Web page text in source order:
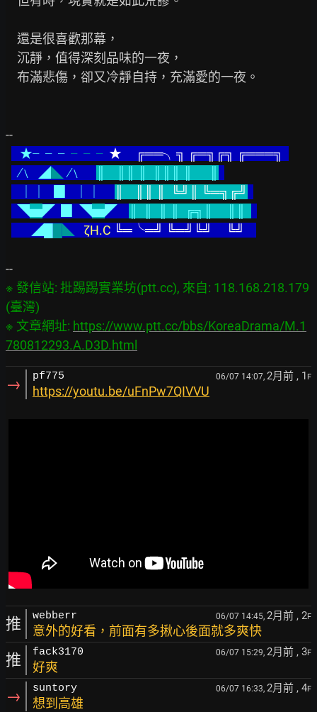
--
   ★╴╴╴
╴╴╴ ★
╔══╮╗ ╔═╗╔╗ ╔═══╗
   ∕﹨  ◢
◣ ∕﹨
║    ║║ ║  ╚╝║ ╚═╗╔╝
  ◥
▅◤  ▉ ◥▅◤
║  ║  ║ ║  ╔╗║     ║║
       ◢█
█◣ ζH.C ╚═╰═╝ ╚═╝╚╝     ╚╝
※ 發信站: 批踢踢實業坊(ptt.cc), 來自: 118.168.218.179
(臺灣)
※ 文章網址: https://www.ptt.cc/bbs/KoreaDrama/M.1
780812293.A.D3D.html
→ pf775 06/07 14:07, 2月前 , 1 F
https://youtu.be/uFnPw7QIVVU
推 webberr 06/07 14:45, 2月前 , 2F
意外的好看，前面有多揪心後面就多爽快
推 fack3170 06/07 15:29, 2月前 , 3F
好爽
→ suntory 06/07 16:33, 2月前 , 4F
想到高雄